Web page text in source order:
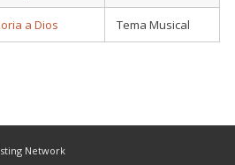
a Dios Tema Musical
Network